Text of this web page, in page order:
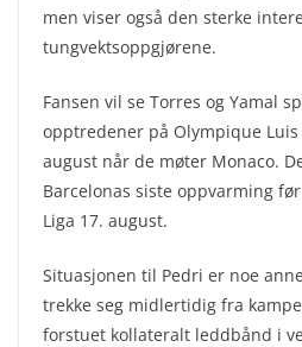
men viser også den sterke
tungvektsoppgjørene.
Fansen vil se Torres og Yamal
opptredener på Olympique
august når de møter Monaco.
Barcelonas siste oppvarming
Liga 17. august.
Situasjonen til Pedri er noe
trekke seg midlertidig fra
forstuet kollateralt leddbånd i